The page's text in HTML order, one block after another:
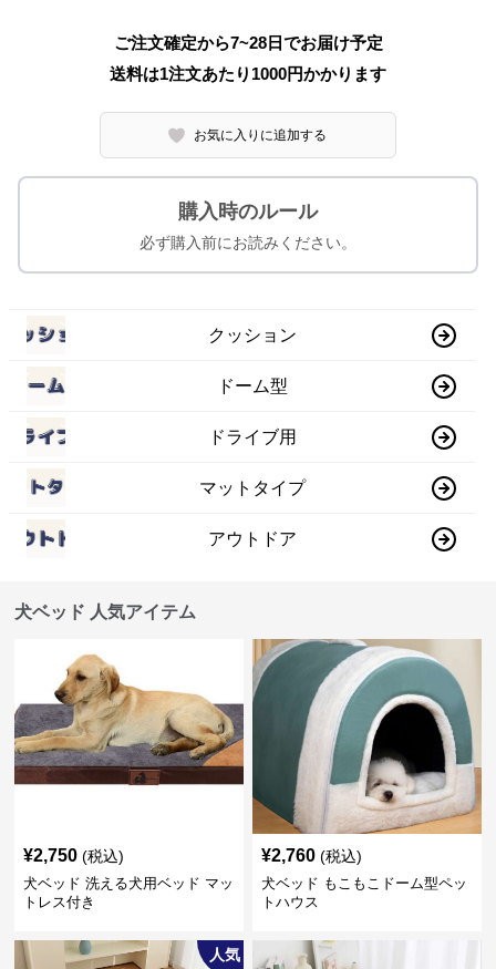
ご注文確定から7~28日でお届け予定
送料は1注文あたり 1000円かかります
お気に入りに追加する
購入時のルール
必ず購入前にお読みください。
クッション
ドーム型
ドライブ用
マットタイプ
アウトドア
犬ベッド 人気アイテム
¥2,750 (税込)
犬ベッド 洗える犬用ベッド マッ
トレス付き
¥2,760 (税込)
犬ベッド もこもこドーム型ペッ
トハウス
人気